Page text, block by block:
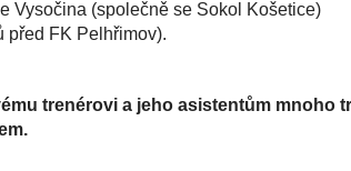
Vysočina (společně se Sokol Košetice)
před FK Pelhřimov).
trenérovi a jeho asistentům mnoho